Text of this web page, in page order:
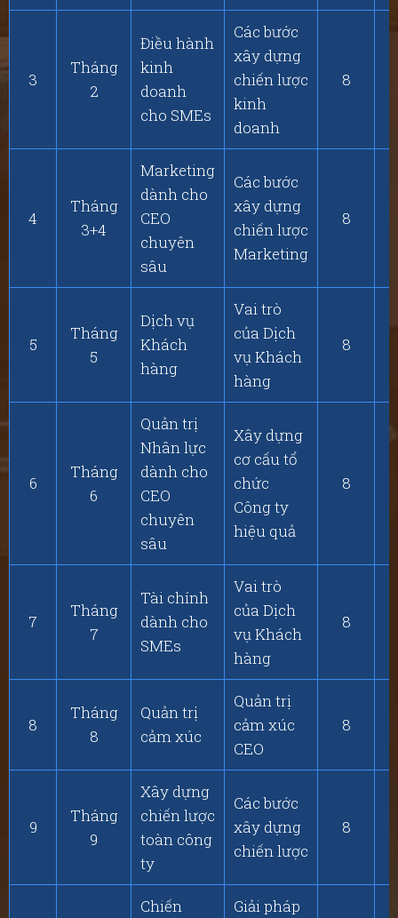
3
Tháng
2
Điều hành
kinh
doanh
cho SMEs
Các bước
xây dựng
chiến lược
kinh
doanh
8
4
Tháng
3+4
Marketing
dành cho
CEO
chuyên
sâu
Các bước
xây dựng
chiến lược
Marketing
8
5
Tháng
5
Dịch vụ
Khách
hàng
Vai trò
của Dịch
vụ Khách
hàng
8
6
Tháng
6
Quản trị
Nhân lực
dành cho
CEO
chuyên
sâu
Xây dựng
cơ cấu tổ
chức
Công ty
hiệu quả
8
7
Tháng
7
Tài chính
dành cho
SMEs
Vai trò
của Dịch
vụ Khách
hàng
8
8
Tháng
8
Quản trị
cảm xúc
Quản trị
cảm xúc
CEO
8
9
Tháng
9
Xây dựng
chiến lược
toàn công
ty
Các bước
xây dựng
chiến lược
8
Chiến
Giải pháp